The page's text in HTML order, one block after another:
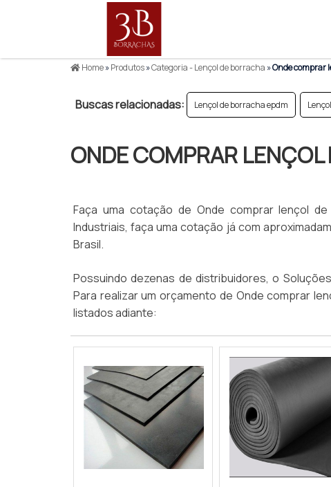
Home»Produtos»Categoria - Lençol de borracha »Onde comprar
Buscas relacionadas: Lençol de borracha epdm
ONDE COMPRAR
Faça uma cotação de Onde comprar lençol
Industriais, faça uma cotação já com
Brasil.
Possuindo dezenas de distribuidores, o
Para realizar um orçamento de Onde comprar
listados adiante: